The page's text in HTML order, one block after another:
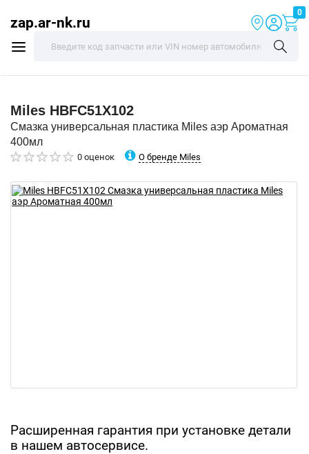
zap.ar-nk.ru
0
Miles HBFC51X102
Смазка универсальная пластика Miles аэр Ароматная
400мл
0 оценок О бренде Miles
Расширенная гарантия при установке детали
в нашем автосервисе.